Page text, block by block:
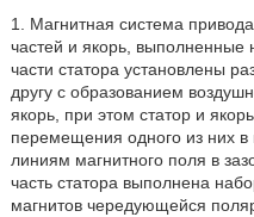
1. Магнитная система
частей и якорь, выполненные
части статора установлены
другу с образованием
якорь, при этом статор и
перемещения одного из них в
линиям магнитного поля в
часть статора выполнена
магнитов чередующейся